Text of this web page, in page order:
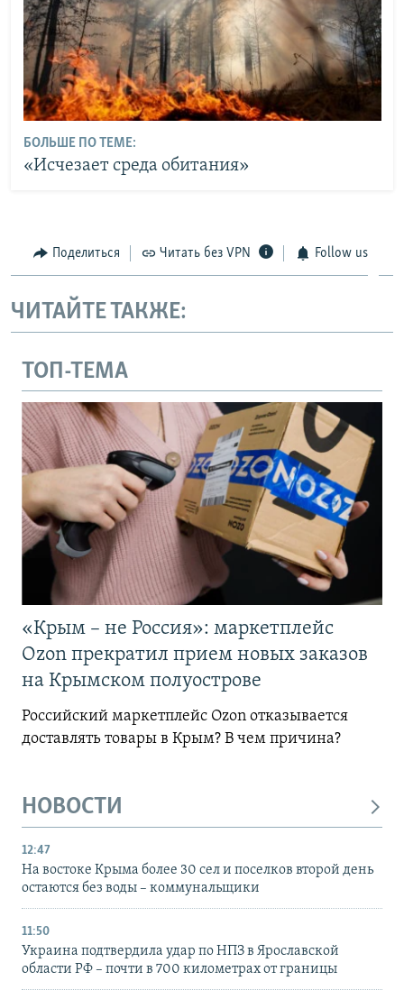
БОЛЬШЕ ПО ТЕМЕ:
«Исчезает среда обитания»
Поделиться Читать без VPN Follow us
ЧИТАЙТЕ ТАКЖЕ:
ТОП-ТЕМА
«Крым – не Россия»: маркетплейс
Ozon прекратил прием новых заказов
на Крымском полуострове
Российский маркетплейс Ozon отказывается
доставлять товары в Крым? В чем причина?
НОВОСТИ
12:47
На востоке Крыма более 30 сел и поселков второй день
остаются без воды – коммунальщики
11:50
Украина подтвердила удар по НПЗ в Ярославской
области РФ – почти в 700 километрах от границы